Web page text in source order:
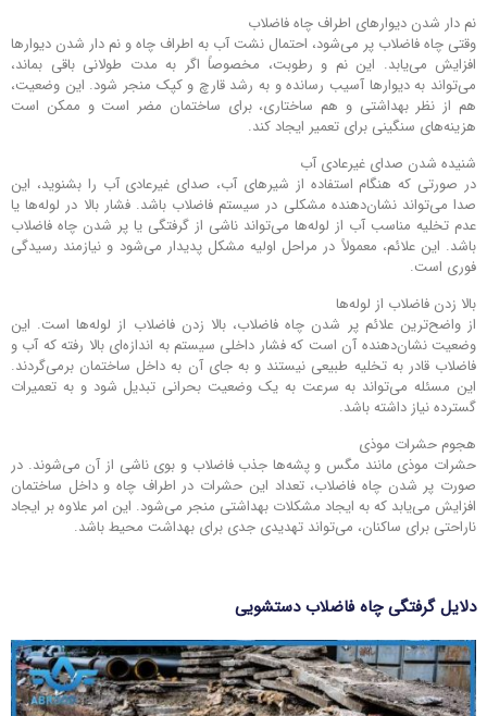
نم دار شدن دیوارهای اطراف چاه فاضلاب
وقتی چاه فاضلاب پر می‌شود، احتمال نشت آب به اطراف چاه و نم دار شدن دیوارها
افزایش می‌یابد. این نم و رطوبت، مخصوصاً اگر به مدت طولانی باقی بماند،
می‌تواند به دیوارها آسیب رسانده و به رشد قارچ و کپک منجر شود. این وضعیت،
هم از نظر بهداشتی و هم ساختاری، برای ساختمان مضر است و ممکن است
هزینه‌های سنگینی برای تعمیر ایجاد کند.
شنیده شدن صدای غیرعادی آب
در صورتی که هنگام استفاده از شیرهای آب، صدای غیرعادی آب را بشنوید، این
صدا می‌تواند نشان‌دهنده مشکلی در سیستم فاضلاب باشد. فشار بالا در لوله‌ها یا
عدم تخلیه مناسب آب از لوله‌ها می‌تواند ناشی از گرفتگی یا پر شدن چاه فاضلاب
باشد. این علائم، معمولاً در مراحل اولیه مشکل پدیدار می‌شود و نیازمند رسیدگی
فوری است.
بالا زدن فاضلاب از لوله‌ها
از واضح‌ترین علائم پر شدن چاه فاضلاب، بالا زدن فاضلاب از لوله‌ها است. این
وضعیت نشان‌دهنده آن است که فشار داخلی سیستم به اندازه‌ای بالا رفته که آب و
فاضلاب قادر به تخلیه طبیعی نیستند و به جای آن به داخل ساختمان برمی‌گردند.
این مسئله می‌تواند به سرعت به یک وضعیت بحرانی تبدیل شود و به تعمیرات
گسترده نیاز داشته باشد.
هجوم حشرات موذی
حشرات موذی مانند مگس و پشه‌ها جذب فاضلاب و بوی ناشی از آن می‌شوند. در
صورت پر شدن چاه فاضلاب، تعداد این حشرات در اطراف چاه و داخل ساختمان
افزایش می‌یابد که به ایجاد مشکلات بهداشتی منجر می‌شود. این امر علاوه بر ایجاد
ناراحتی برای ساکنان، می‌تواند تهدیدی جدی برای بهداشت محیط باشد.
دلایل گرفتگی چاه فاضلاب دستشویی